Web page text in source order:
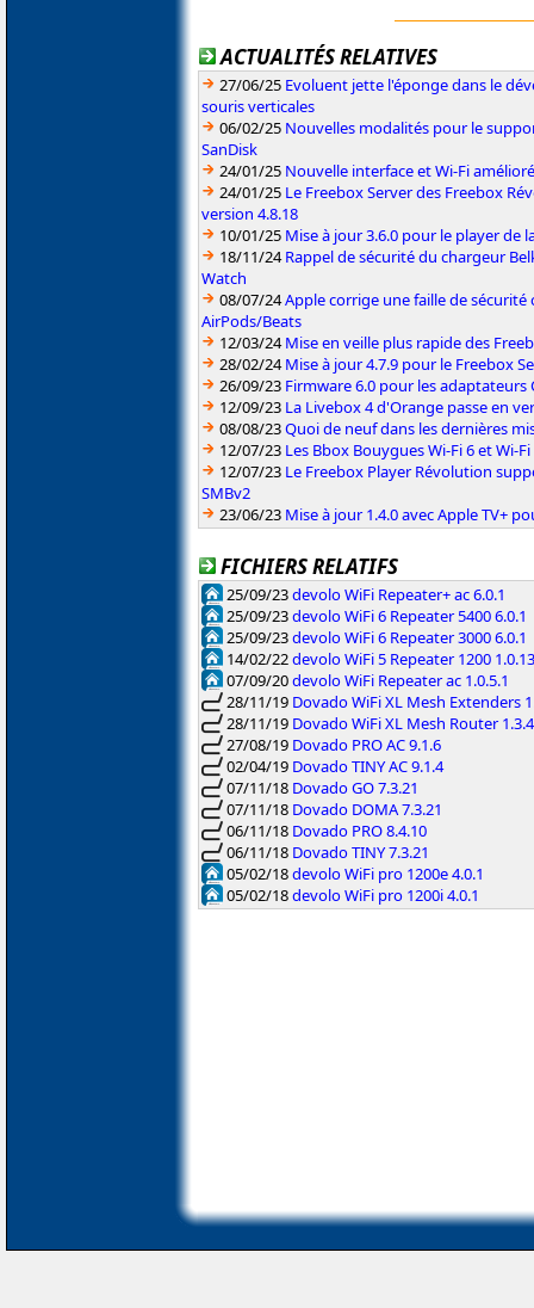
ACTUALITÉS RELATIVES
27/06/25 Evoluent jette l'éponge dans le
souris verticales
06/02/25 Nouvelles modalités pour le
SanDisk
24/01/25 Nouvelle interface et Wi-Fi
24/01/25 Le Freebox Server des Freebox
version 4.8.18
10/01/25 Mise à jour 3.6.0 pour le player de
18/11/24Rappel de sécurité du chargeur
Watch
08/07/24Apple corrige une faille de
AirPods/Beats
12/03/24Mise en veille plus rapide des
28/02/24Mise à jour 4.7.9 pour le Freebox
26/09/23 Firmware 6.0 pour les adaptateurs
12/09/23 La Livebox 4 d'Orange passe en
08/08/23Quoi de neuf dans les dernières
12/07/23 Les Bbox Bouygues Wi-Fi 6 et Wi-
12/07/23 Le Freebox Player Révolution
SMBv2
23/06/23 Mise à jour 1.4.0 avec Apple TV+
FICHIERS RELATIFS
25/09/23devolo WiFi Repeater+ ac 6.0.1
25/09/23devolo WiFi 6 Repeater 5400 6.0.1
25/09/23devolo WiFi 6 Repeater 3000 6.0.1
14/02/22devolo WiFi 5 Repeater 1200 1.0.13
07/09/20devolo WiFi Repeater ac 1.0.5.1
28/11/19 Dovado WiFi XL Mesh Extenders
28/11/19 Dovado WiFi XL Mesh Router 1.3.4
27/08/19 Dovado PRO AC 9.1.6
02/04/19 Dovado TINY AC 9.1.4
07/11/18 Dovado GO 7.3.21
07/11/18 Dovado DOMA 7.3.21
06/11/18 Dovado PRO 8.4.10
06/11/18 Dovado TINY 7.3.21
05/02/18devolo WiFi pro 1200e 4.0.1
05/02/18devolo WiFi pro 1200i 4.0.1